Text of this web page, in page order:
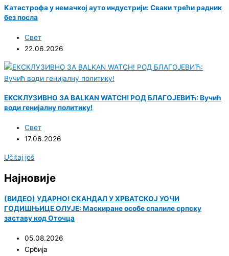
Катастрофа у немачкој ауто индустрији: Сваки трећи радник
без посла
Свет
22.06.2026
ЕКСКЛУЗИВНО ЗА BALKAN WATCH! РОД БЛАГОЈЕВИЋ: Вучић
води генијалну политику!
Свет
17.06.2026
Učitaj još
Најновије
(ВИДЕО) УДАРНО! СКАНДАЛ У ХРВАТСКОЈ УОЧИ
ГОДИШЊИЦЕ ОЛУЈЕ: Маскиране особе спалиле српску
заставу код Оточца
05.08.2026
Србија